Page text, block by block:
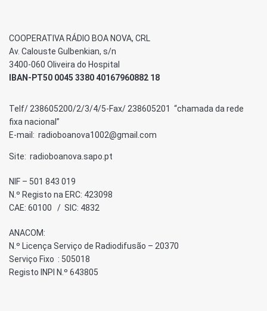
COOPERATIVA RÁDIO BOA NOVA, CRL
Av. Calouste Gulbenkian, s/n
3400-060 Oliveira do Hospital
IBAN-PT50 0045 3380 40167960882 18
Telf/ 238605200/2/3/4/5-Fax/ 238605201 “chamada da rede
fixa nacional”
E-mail: radioboanova1002@gmail.com
Site: radioboanova.sapo.pt
NIF – 501 843 019
N.º Registo na ERC: 423098
CAE: 60100 / SIC: 4832
ANACOM:
N.º Licença Serviço de Radiodifusão – 20370
Serviço Fixo : 505018
Registo INPI N.º 643805